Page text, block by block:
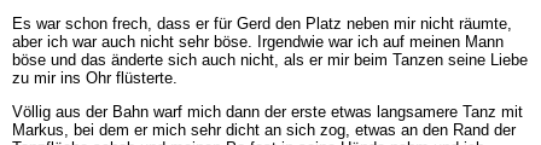
Es war schon frech, dass er für Gerd den Platz neben mir nicht räumte,
aber ich war auch nicht sehr böse. Irgendwie war ich auf meinen Mann
böse und das änderte sich auch nicht, als er mir beim Tanzen seine Liebe
zu mir ins Ohr flüsterte.
Völlig aus der Bahn warf mich dann der erste etwas langsamere Tanz mit
Markus, bei dem er mich sehr dicht an sich zog, etwas an den Rand der